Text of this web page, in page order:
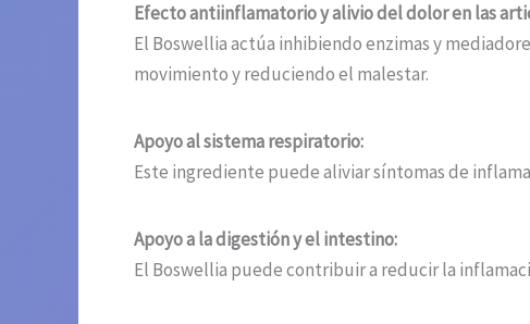
Efecto antiinflamatorio y alivio del dolor en las
El Boswellia actúa inhibiendo enzimas y
movimiento y reduciendo el malestar.
Apoyo al sistema respiratorio:
Este ingrediente puede aliviar síntomas de
Apoyo a la digestión y el intestino:
El Boswellia puede contribuir a reducir la